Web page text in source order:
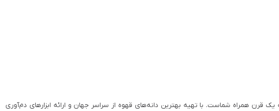
در ایران از سال ۱۳۱۱، با افتخار نزدیک به یک قرن همراه شماست. با تهیه بهترین دانه‌های قهوه از سراسر جهان و ارائه ابزارهای دم‌آوری